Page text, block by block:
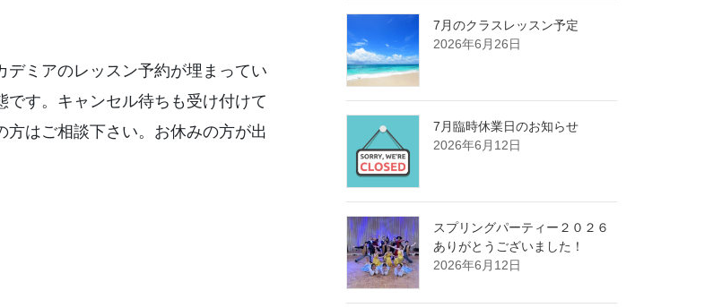
デミアのレッスン予約が埋まってい
す。キャンセル待ちも受け付けて
はご相談下さい。お休みの方が出
7月のクラスレッスン予定
2026年6月26日
7月臨時休業日のお知らせ
2026年6月12日
スプリングパーティー２０２６
ありがとうございました！
2026年6月12日